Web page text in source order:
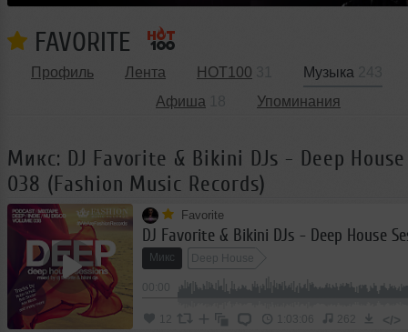
FAVORITE
Профиль Лента HOT100 Музыка
Афиша
Упоминания
Микс: DJ Favorite & Bikini DJs - Deep
038 (Fashion Music Records)
Favorite
Микс Deep House
12 1:03:06 262 </>